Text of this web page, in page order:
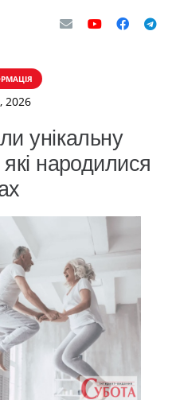
2026
унікальну
народилися